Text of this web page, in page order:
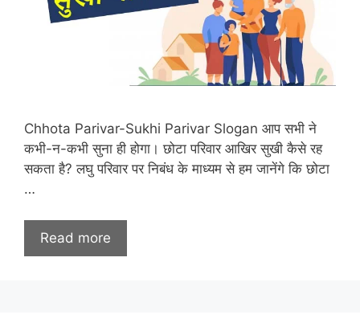
Chhota Parivar-Sukhi Parivar Slogan आप सभी ने
कभी-न-कभी सुना ही होगा। छोटा परिवार आखिर सुखी कैसे रह
सकता है? लघु परिवार पर निबंध के माध्यम से हम जानेंगे कि छोटा
…
Read more